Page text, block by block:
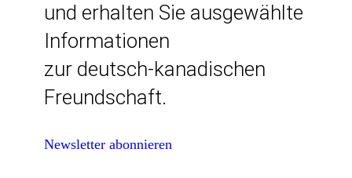
und erhalten Sie ausgewählte
Informationen
zur deutsch-kanadischen
Freundschaft.
Newsletter abonnieren